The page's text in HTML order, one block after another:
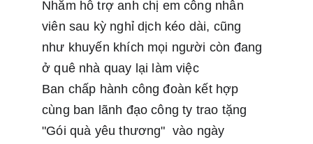
Nhằm hỗ trợ anh chị em công nhân
viên sau kỳ nghỉ dịch kéo dài, cũng
như khuyến khích mọi người còn đang
ở quê nhà quay lại làm việc
Ban chấp hành công đoàn kết hợp
cùng ban lãnh đạo công ty trao tặng
"Gói quà yêu thương"  vào ngày